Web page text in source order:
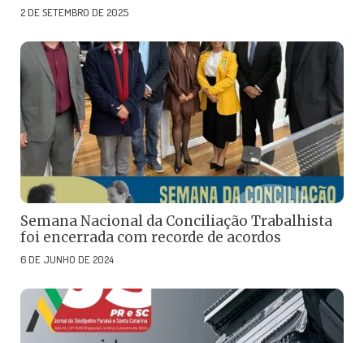
2 DE SETEMBRO DE 2025
Semana Nacional da Conciliação Trabalhista
foi encerrada com recorde de acordos
6 DE JUNHO DE 2024